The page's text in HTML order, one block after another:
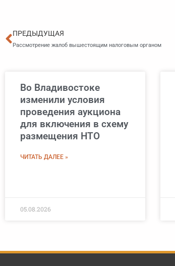
Пред
ПРЕДЫДУЩАЯ
Рассмотрение жалоб вышестоящим налоговым органом
Во Владивостоке
изменили условия
проведения аукциона
для включения в схему
размещения НТО
ЧИТАТЬ ДАЛЕЕ »
05.08.2026